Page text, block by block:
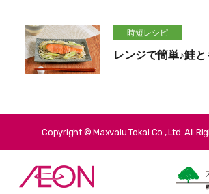
時短レシピ
レンジで簡単♪鮭
Copyright © Maxvalu Tokai Co., Ltd. All